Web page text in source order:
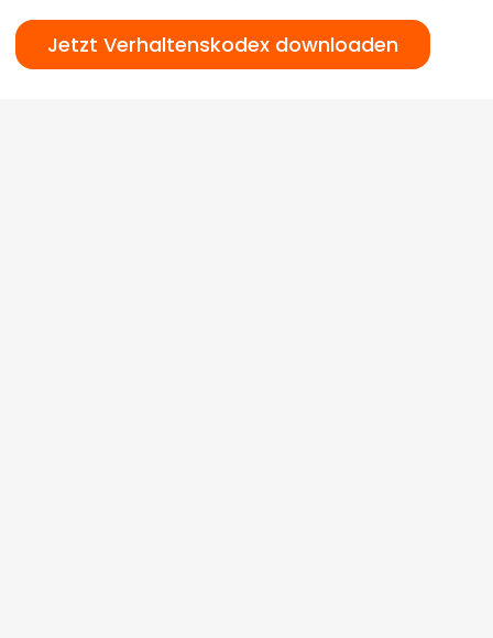
Jetzt Verhaltenskodex downloaden